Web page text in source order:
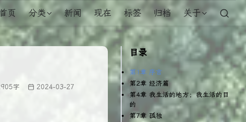
页 分类 新闻 现在 标签 归档 关于
字 2024-03-27
目录
第1章 序言
第2章 经济篇
第4章 我生活的地方；我生活的目
的
第7章 孤独